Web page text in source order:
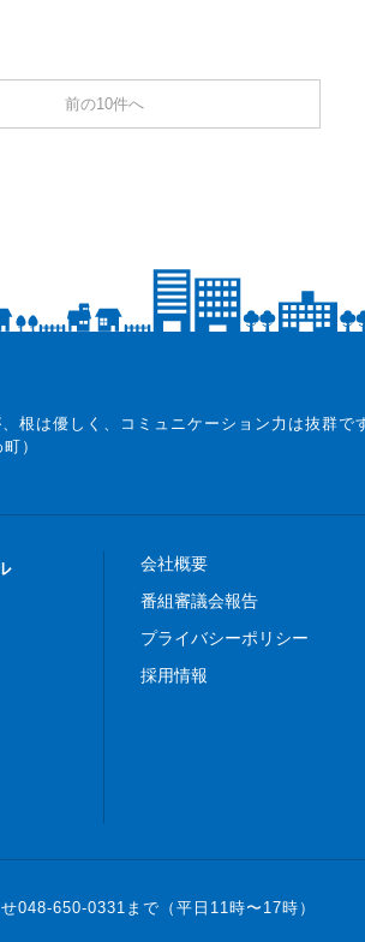
前の10件へ
根は優しく、コミュニケーション力は抜群で
）
会社概要
番組審議会報告
プライバシーポリシー
採用情報
048-650-0331まで（平日11時〜17時）